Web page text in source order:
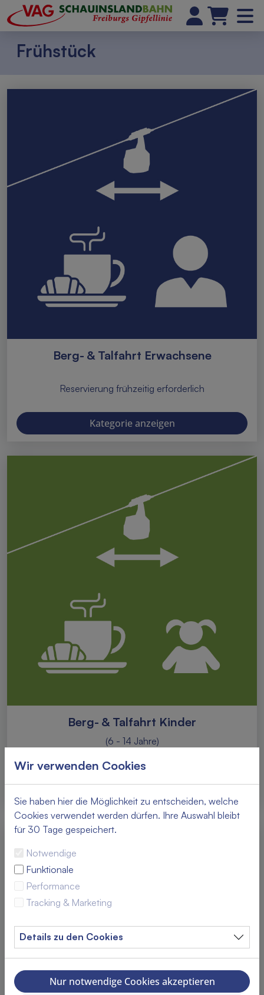
Frühstück
Berg- & Talfahrt Erwachsene
Reservierung frühzeitig erforderlich
Kategorie anzeigen
Berg- & Talfahrt Kinder
(6 - 14 Jahre)
Wir verwenden Cookies
Sie haben hier die Möglichkeit zu entscheiden, welche
Cookies verwendet werden dürfen. Ihre Auswahl bleibt
für 30 Tage gespeichert.
Notwendige
Funktionale
Performance
Tracking & Marketing
Details zu den Cookies
Nur notwendige Cookies akzeptieren